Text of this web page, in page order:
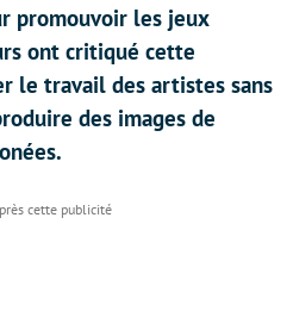
promouvoir les jeux
ont critiqué cette
le travail des artistes sans
des images de